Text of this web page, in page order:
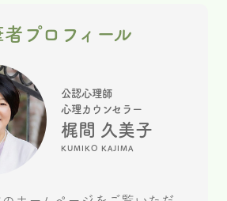
者プロフィール
公認心理師
心理カウンセラー
梶間 久美子
KUMIKO KAJIMA